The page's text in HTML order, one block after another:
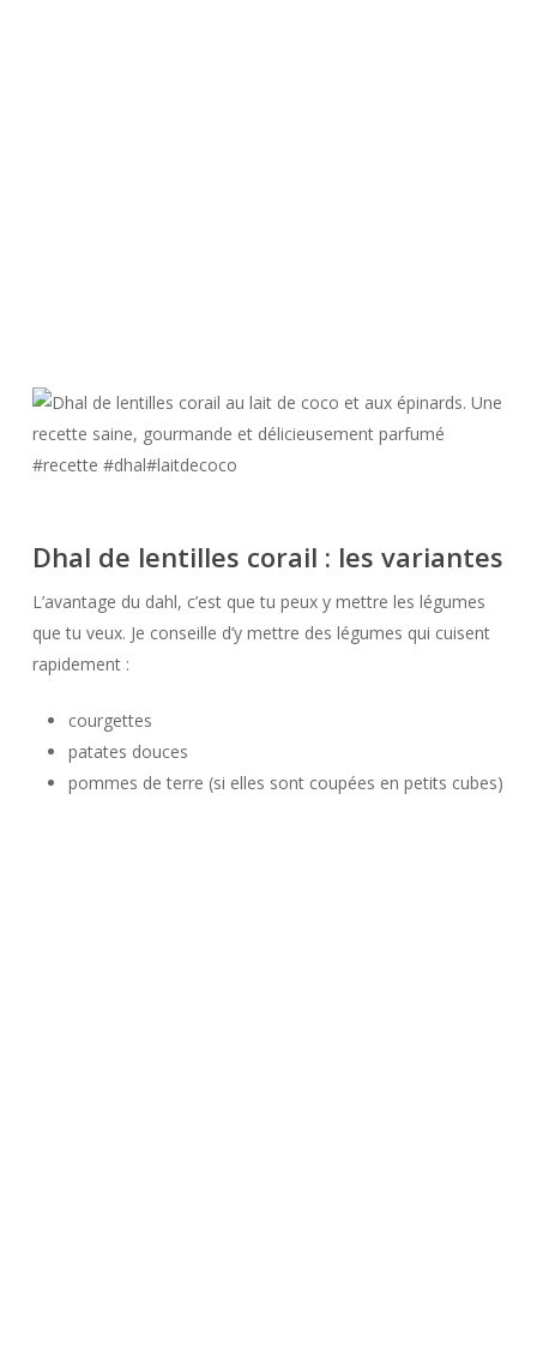
Dhal de lentilles corail : les variantes
L’avantage du dahl, c’est que tu peux y mettre les légumes
que tu veux. Je conseille d’y mettre des légumes qui cuisent
rapidement :
courgettes
patates douces
pommes de terre (si elles sont coupées en petits cubes)